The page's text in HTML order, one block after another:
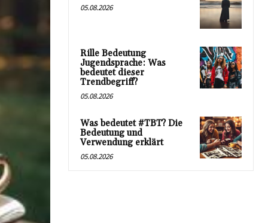
05.08.2026
Rille Bedeutung
Jugendsprache: Was
bedeutet dieser
Trendbegriff?
05.08.2026
Was bedeutet #TBT? Die
Bedeutung und
Verwendung erklärt
05.08.2026